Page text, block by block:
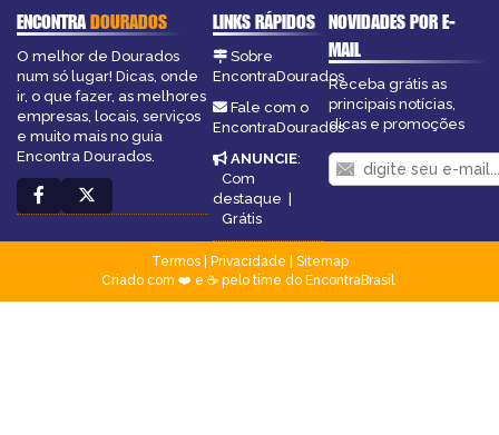
ENCONTRADOURADOS
O melhor de Dourados
num só lugar! Dicas, onde
ir, o que fazer, as melhores
empresas, locais, serviços
e muito mais no guia
Encontra Dourados.
LINKS RÁPIDOS
Sobre
EncontraDourados
Fale com o
EncontraDourados
ANUNCIE:
Com
destaque
Grátis
NOVIDADES POR E-
MAIL
Receba grátis as
principais notícias,
dicas e promoções
Termos| Privacidade
Sitemap
Criado com ❤️ e ☕ pelo time do EncontraBrasil